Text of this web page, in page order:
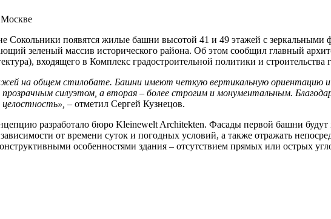
Сокольники появятся жилые башни высотой 41 и 49 этажей с зеркальными
зеленый массив исторического района. Об этом сообщил главный
входящего в Комплекс градостроительной политики и
на общем стилобате. Башни имеют четкую вертикальную ориентацию
силуэтом, а вторая – более строгим и монументальным.
– отметил Сергей Кузнецов.
разработало бюро Kleinewelt Architekten. Фасады первой башни будут
от времени суток и погодных условий, а также отражать
особенностями здания – отсутствием прямых или острых